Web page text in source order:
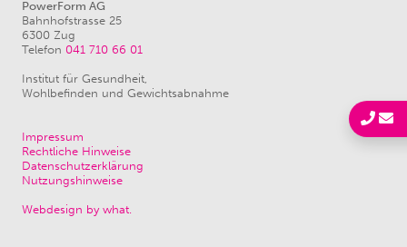
PowerForm AG
Bahnhofstrasse 25
6300 Zug
Telefon 041 710 66 01
Institut für Gesundheit,
Wohlbefinden und Gewichtsabnahme
Impressum
Rechtliche Hinweise
Datenschutzerklärung
Nutzungshinweise
Webdesign by what.